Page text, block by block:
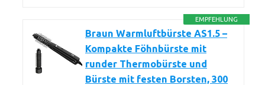
EMPFEHLUNG
Braun Warmluftbürste AS1.5 –
Kompakte Föhnbürste mit
runder Thermobürste und
Bürste mit festen Borsten, 300